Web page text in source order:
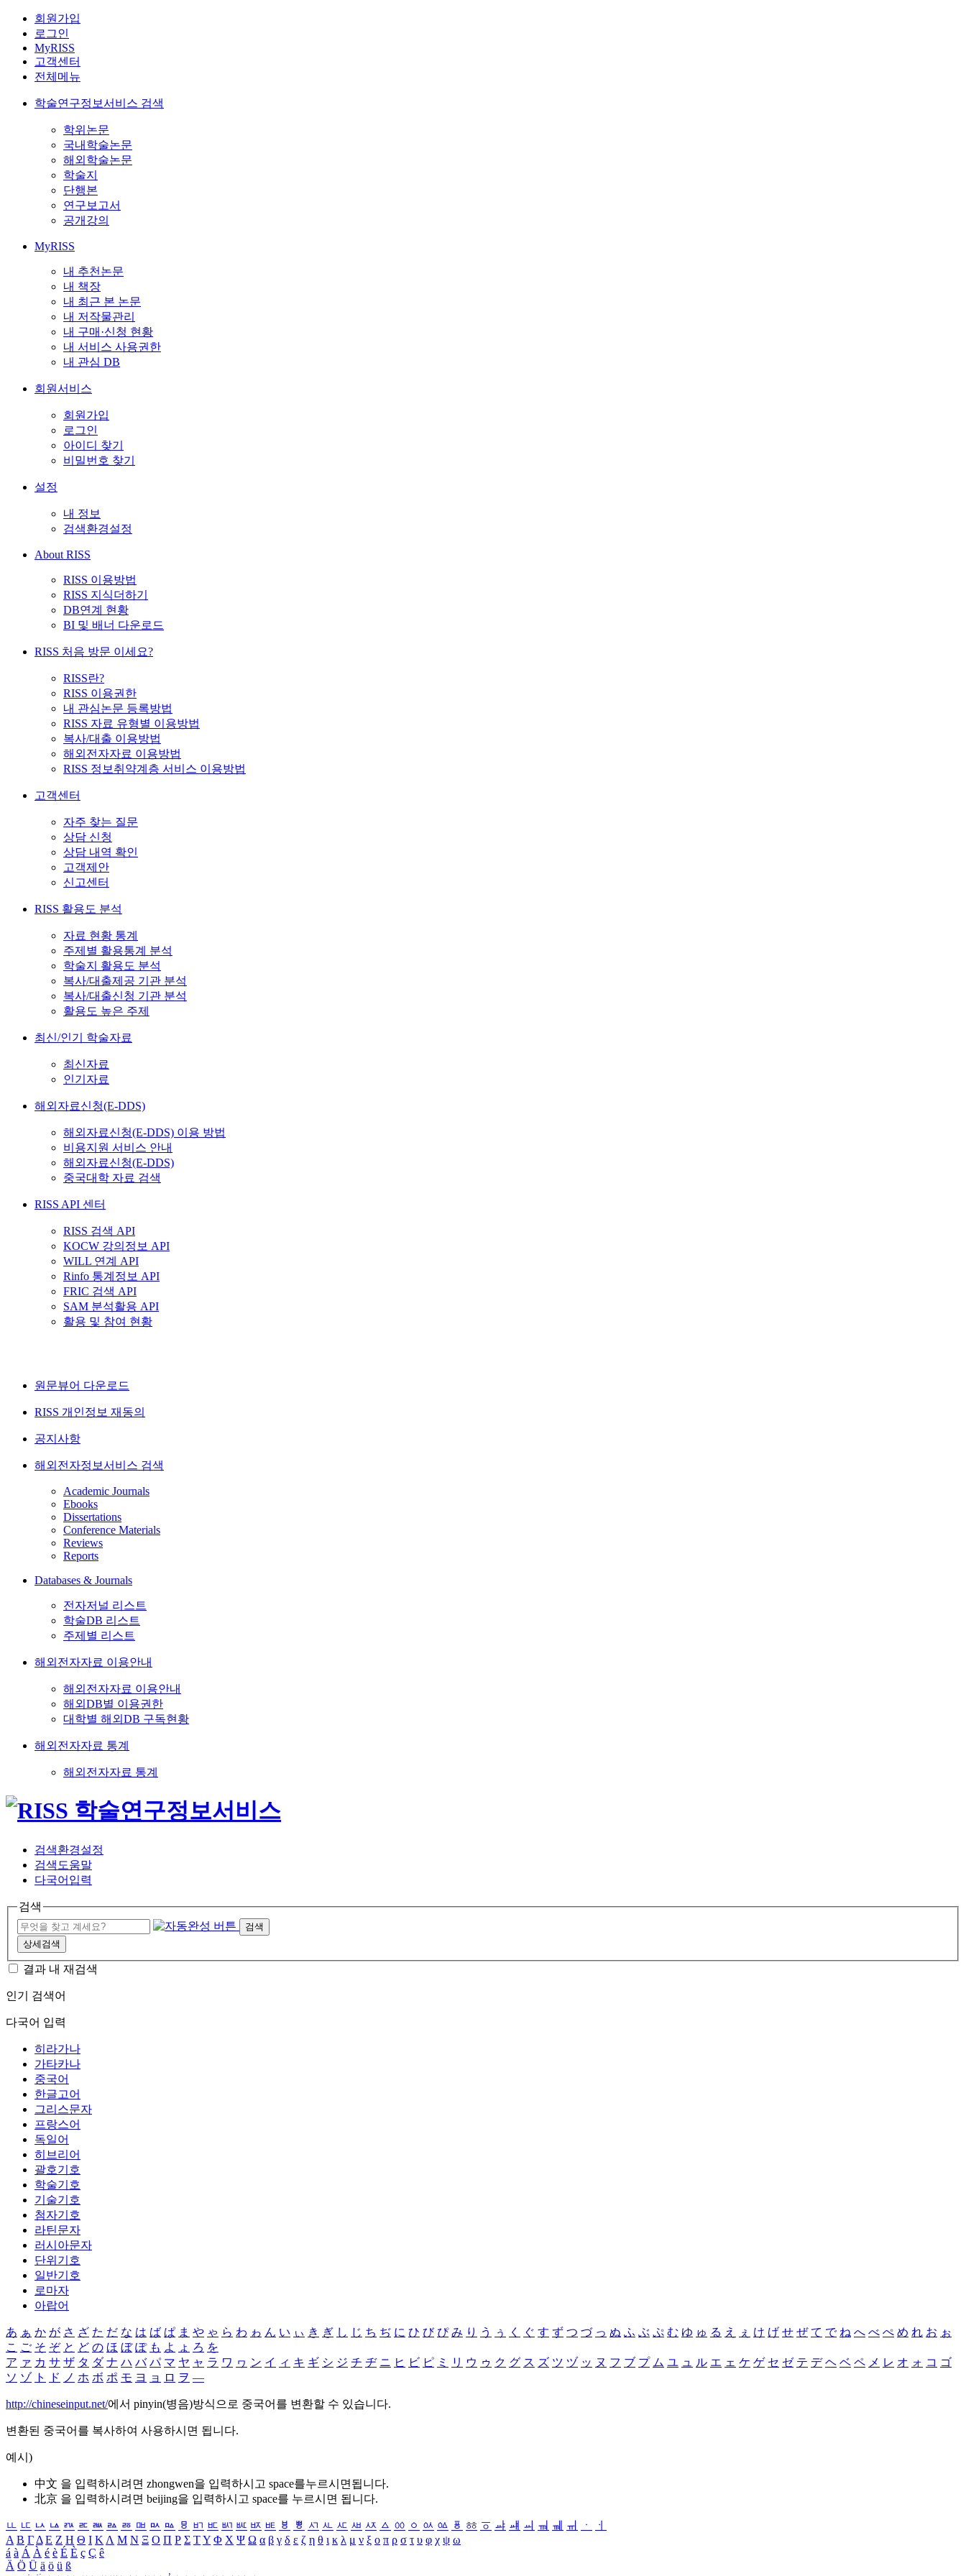
회원가입
로그인
MyRISS
고객센터
전체메뉴
학술연구정보서비스 검색
학위논문
국내학술논문
해외학술논문
학술지
단행본
연구보고서
공개강의
MyRISS
내 추천논문
내 책장
내 최근 본 논문
내 저작물관리
내 구매·신청 현황
내 서비스 사용권한
내 관심 DB
회원서비스
회원가입
로그인
아이디 찾기
비밀번호 찾기
설정
내 정보
검색환경설정
About RISS
RISS 이용방법
RISS 지식더하기
DB연계 현황
BI 및 배너 다운로드
RISS 처음 방문 이세요?
RISS란?
RISS 이용권한
내 관심논문 등록방법
RISS 자료 유형별 이용방법
복사/대출 이용방법
해외전자자료 이용방법
RISS 정보취약계층 서비스 이용방법
고객센터
자주 찾는 질문
상담 신청
상담 내역 확인
고객제안
신고센터
RISS 활용도 분석
자료 현황 통계
주제별 활용통계 분석
학술지 활용도 분석
복사/대출제공 기관 분석
복사/대출신청 기관 분석
활용도 높은 주제
최신/인기 학술자료
최신자료
인기자료
해외자료신청(E-DDS)
해외자료신청(E-DDS) 이용 방법
비용지원 서비스 안내
해외자료신청(E-DDS)
중국대학 자료 검색
RISS API 센터
RISS 검색 API
KOCW 강의정보 API
WILL 연계 API
Rinfo 통계정보 API
FRIC 검색 API
SAM 분석활용 API
활용 및 참여 현황
원문뷰어 다운로드
RISS 개인정보 재동의
공지사항
해외전자정보서비스 검색
Academic Journals
Ebooks
Dissertations
Conference Materials
Reviews
Reports
Databases & Journals
전자저널 리스트
학술DB 리스트
주제별 리스트
해외전자자료 이용안내
해외전자자료 이용안내
해외DB별 이용권한
대학별 해외DB 구독현황
해외전자자료 통계
해외전자자료 통계
검색환경설정
검색도움말
다국어입력
검색
검색
상세검색
결과 내 재검색
인기 검색어
다국어 입력
히라가나
가타카나
중국어
한글고어
그리스문자
프랑스어
독일어
히브리어
괄호기호
학술기호
기술기호
첨자기호
라틴문자
러시아문자
단위기호
일반기호
로마자
아랍어
あ ぁ か が さ ざ た だ な は ば ぱ ま や ゃ ら わ ゎ ん い ぃ き ぎ し じ ち ぢ に ひ び ぴ み り う ぅ く ぐ す ず つ づ っ ぬ ふ ぶ ぷ む ゆ ゅ る え ぇ け げ せ ぜ て で ね へ べ ぺ め れ お ぉ
こ ご そ ぞ と ど の ほ ぼ ぽ も よ ょ ろ を
ア ァ カ サ ザ タ ダ ナ ハ バ パ マ ヤ ャ ラ ワ ヮ ン イ ィ キ ギ シ ジ チ ヂ ニ ヒ ビ ピ ミ リ ウ ゥ ク グ ス ズ ツ ヅ ッ ヌ フ ブ プ ム ユ ュ ル エ ェ ケ ゲ セ ゼ テ デ ヘ ベ ペ メ レ オ ォ コ ゴ
ソ ゾ ト ド ノ ホ ボ ポ モ ヨ ョ ロ ヲ ―
http://chineseinput.net/에서 pinyin(병음)방식으로 중국어를 변환할 수 있습니다.
변환된 중국어를 복사하여 사용하시면 됩니다.
예시)
中文 을 입력하시려면 zhongwen을 입력하시고 space를누르시면됩니다.
北京 을 입력하시려면 beijing을 입력하시고 space를 누르시면 됩니다.
ㅥ ㅦ ㅧ ㅨ ㅩ ㅪ ㅫ ㅬ ㅭ ㅮ ㅯ ㅰ ㅱ ㅲ ㅳ ㅴ ㅵ ㅶ ㅷ ㅸ ㅹ ㅺ ㅻ ㅼ ㅽ ㅾ ㅿ ㆀ ㆁ ㆂ ㆃ ㆄ ㆅ ㆆ ㆇ ㆈ ㆉ ㆊ ㆋ ㆌ ㆍ
ㆎ
Α Β ΓΔ Ε Ζ Η Θ Ι ΚΛ Μ Ν Ξ Ο Π Ρ Σ ΤΥ Φ Χ Ψ Ω α β γ δ ε ζ η θ ι κ λ μ ν ξ ο π ρ σ τ υ φ χ ψ ω
á à Á À é è É È ç Ç ê
Ä Ö Ü ä ö ü ß